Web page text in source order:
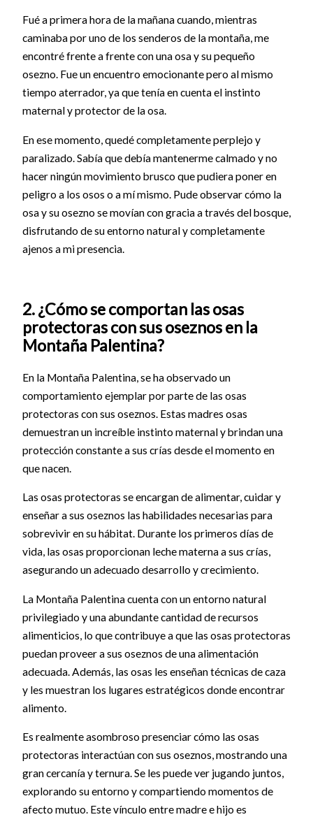
Fué a primera hora de la mañana cuando, mientras
caminaba por uno de los senderos de la montaña, me
encontré frente a frente con una osa y su pequeño
osezno. Fue un encuentro emocionante pero al mismo
tiempo aterrador, ya que tenía en cuenta el instinto
maternal y protector de la osa.
En ese momento, quedé completamente perplejo y
paralizado. Sabía que debía mantenerme calmado y no
hacer ningún movimiento brusco que pudiera poner en
peligro a los osos o a mí mismo. Pude observar cómo la
osa y su osezno se movían con gracia a través del bosque,
disfrutando de su entorno natural y completamente
ajenos a mi presencia.
2. ¿Cómo se comportan las osas
protectoras con sus oseznos en la
Montaña Palentina?
En la Montaña Palentina, se ha observado un
comportamiento ejemplar por parte de las osas
protectoras con sus oseznos. Estas madres osas
demuestran un increíble instinto maternal y brindan una
protección constante a sus crías desde el momento en
que nacen.
Las osas protectoras se encargan de alimentar, cuidar y
enseñar a sus oseznos las habilidades necesarias para
sobrevivir en su hábitat. Durante los primeros días de
vida, las osas proporcionan leche materna a sus crías,
asegurando un adecuado desarrollo y crecimiento.
La Montaña Palentina cuenta con un entorno natural
privilegiado y una abundante cantidad de recursos
alimenticios, lo que contribuye a que las osas protectoras
puedan proveer a sus oseznos de una alimentación
adecuada. Además, las osas les enseñan técnicas de caza
y les muestran los lugares estratégicos donde encontrar
alimento.
Es realmente asombroso presenciar cómo las osas
protectoras interactúan con sus oseznos, mostrando una
gran cercanía y ternura. Se les puede ver jugando juntos,
explorando su entorno y compartiendo momentos de
afecto mutuo. Este vínculo entre madre e hijo es